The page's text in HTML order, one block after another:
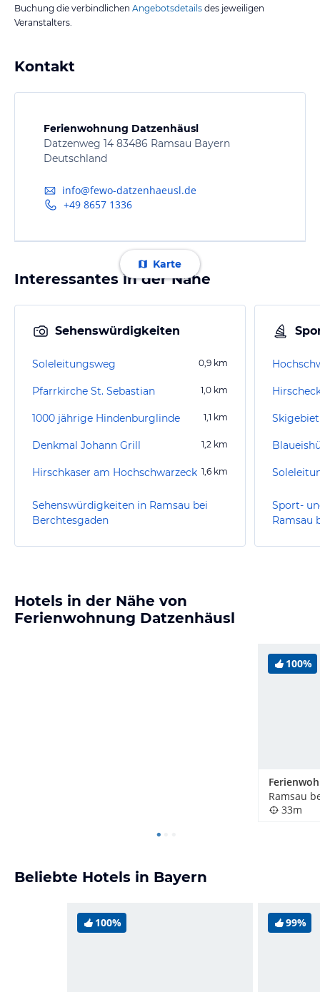
Buchung die verbindlichen Angebotsdetails des jeweiligen
Veranstalters.
Kontakt
Ferienwohnung Datzenhäusl
Datzenweg 14 83486 Ramsau Bayern
Deutschland
info@fewo-datzenhaeusl.de
+49 8657 1336
Karte
Interessantes in der Nähe
Sehenswürdigkeiten
Soleleitungsweg 0,9 km
Pfarrkirche St. Sebastian 1,0 km
1000 jährige Hindenburglinde 1,1 km
Denkmal Johann Grill 1,2 km
Hirschkaser am Hochschwarzeck 1,6 km
Sehenswürdigkeiten in Ramsau bei
Berchtesgaden
Sport-
Ramsau
Hotels in der Nähe von
Ferienwohnung Datzenhäusl
100%
33m
Beliebte Hotels in Bayern
100% 99%